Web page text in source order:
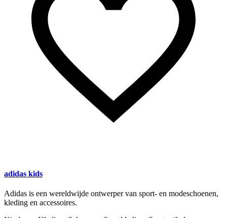
adidas kids
Adidas is een wereldwijde ontwerper van sport- en modeschoenen,
kleding en accessoires.